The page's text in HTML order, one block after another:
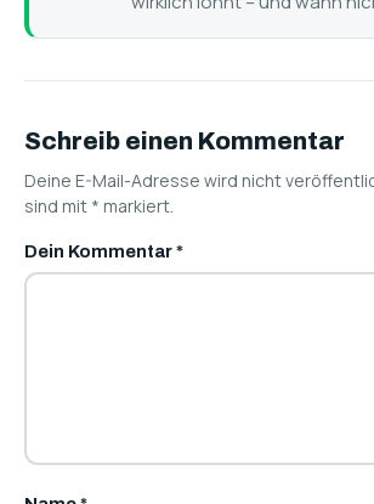
Schreib einen Kommentar
Deine E-Mail-Adresse wird nicht
sind mit * markiert.
Dein Kommentar*